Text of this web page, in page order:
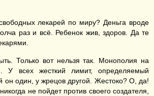
лекарей по миру? Деньга вроде
раз и всё. Ребенок жив, здоров. Да те
Только вот нельзя так. Монополия на
У всех жесткий лимит, определяемый
он один, у жрецов другой. Жестоко? О, да!
не пойдет против своего создателя,